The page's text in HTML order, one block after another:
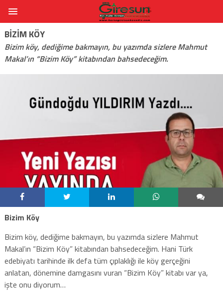
BIZIM KÖY
Bizim köy, dediğime bakmayın, bu yazımda sizlere Mahmut
Makal’ın “Bizim Köy” kitabından bahsedeceğim.
Bizim Köy
Bizim köy, dediğime bakmayın, bu yazımda sizlere Mahmut
Makal’ın “Bizim Köy” kitabından bahsedeceğim. Hani Türk
edebiyatı tarihinde ilk defa tüm çıplaklığı ile köy gerçeğini
anlatan, dönemine damgasını vuran “Bizim Köy” kitabı var ya,
işte onu diyorum…